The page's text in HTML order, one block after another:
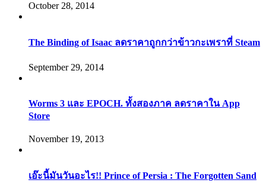
October 28, 2014
The Binding of Isaac ลดราคาถูกกว่าข้าวกะเพราที่ Steam
September 29, 2014
Worms 3 และ EPOCH. ทั้งสองภาค ลดราคาใน App
Store
November 19, 2013
เอ๊ะนี้มันวันอะไร!! Prince of Persia : The Forgotten Sand